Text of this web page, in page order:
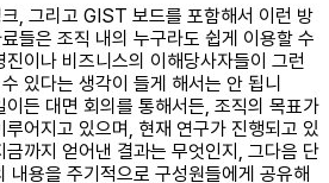
, 그리고 GIST 보드를 포함해서 이런 방
들은 조직 내의 누구라도 쉽게 이용할 수
이나 비즈니스의 이해당사자들이 그런
있다는 생각이 들게 해서는 안 됩니
든 대면 회의를 통해서든, 조직의 목표가
어지고 있으며, 현재 연구가 진행되고 있
까지 얻어낸 결과는 무엇인지, 그다음 단
내용을 주기적으로 구성원들에게 공유해